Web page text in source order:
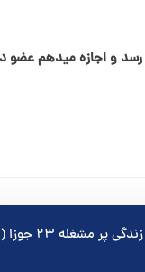
و اجازه میدهم عضو
زندگی پر مشغله ۲۳ جوزا (خرداد)